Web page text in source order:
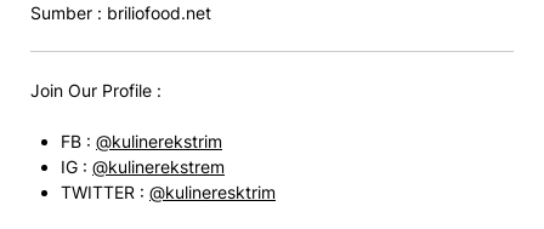
Sumber : briliofood.net
Join Our Profile :
FB : @kulinerekstrim
IG : @kulinerekstrem
TWITTER : @kulineresktrim